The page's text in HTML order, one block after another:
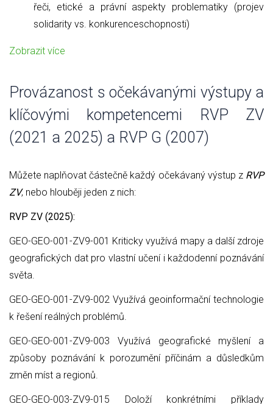
řeči, etické a právní aspekty problematiky (projev
solidarity vs. konkurenceschopnosti)
Zobrazit více
Provázanost s očekávanými výstupy a
klíčovými kompetencemi RVP ZV
(2021 a 2025) a RVP G (2007)
Můžete naplňovat částečně každý očekávaný výstup z RVP
ZV, nebo hlouběji jeden z nich:
RVP ZV (2025):
GEO-GEO-001-ZV9-001 Kriticky využívá mapy a další zdroje
geografických dat pro vlastní učení i každodenní poznávání
světa.
GEO-GEO-001-ZV9-002 Využívá geoinformační technologie
k řešení reálných problémů.
GEO-GEO-001-ZV9-003 Využívá geografické myšlení a
způsoby poznávání k porozumění příčinám a důsledkům
změn míst a regionů.
GEO-GEO-003-ZV9-015 Doloží konkrétními příklady